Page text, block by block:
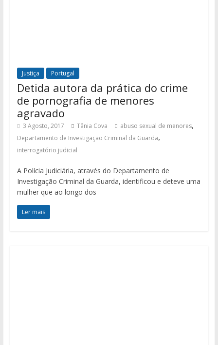
Justiça Portugal
Detida autora da prática do crime
de pornografia de menores
agravado
3 Agosto, 2017 Tânia Cova abuso sexual de menores,
Departamento de Investigação Criminal da Guarda,
interrogatório judicial
A Polícia Judiciária, através do Departamento de
Investigação Criminal da Guarda, identificou e deteve uma
mulher que ao longo dos
Ler mais